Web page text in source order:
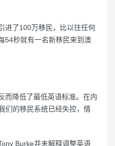
进了100万移民，比以往任何
54秒就有一名新移民来到澳
而降低了最低英语标准。在内
们的移民系统已经失控，情
Burke并未解释调整英语